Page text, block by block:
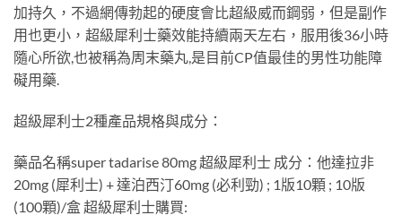
加持久，不過網傳勃起的硬度會比超級威而鋼弱，但是副作
用也更小，超級犀利士藥效能持續兩天左右，服用後36小時
隨心所欲,也被稱為周末藥丸,是目前CP值最佳的男性功能障
礙用藥.
超級犀利士2種產品規格與成分：
藥品名稱super tadarise 80mg 超級犀利士 成分：他達拉非
20mg (犀利士) + 達泊西汀60mg (必利勁) ; 1版10顆 ; 10版
(100顆)/盒 超級犀利士購買: